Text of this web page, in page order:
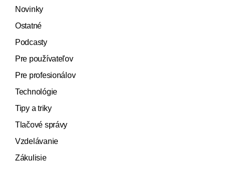
Novinky
Ostatné
Podcasty
Pre používateľov
Pre profesionálov
Technológie
Tipy a triky
Tlačové správy
Vzdelávanie
Zákulisie